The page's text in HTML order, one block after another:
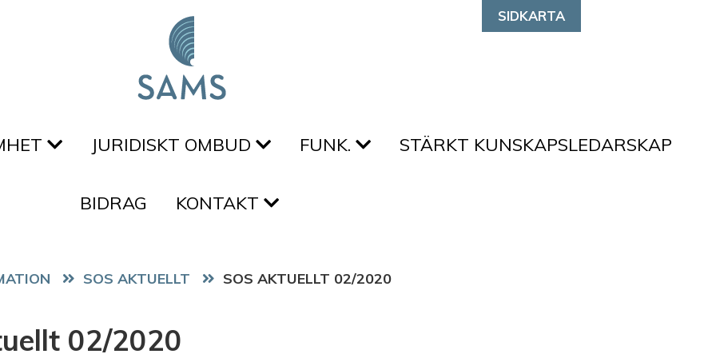
SIDKARTA
JURIDISKT OMBUD FUNK. STÄRKT KUNSKAPSLEDARSKAP
BIDRAG KONTAKT
SOS AKTUELLT SOS AKTUELLT 02/2020
02/2020